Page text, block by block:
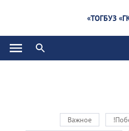
ТОГБУЗ
Важное